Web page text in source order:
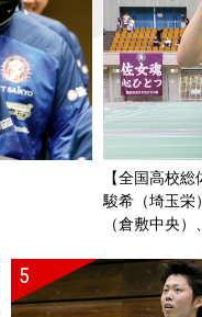
【全国高校
駿希（埼玉
（倉敷中央